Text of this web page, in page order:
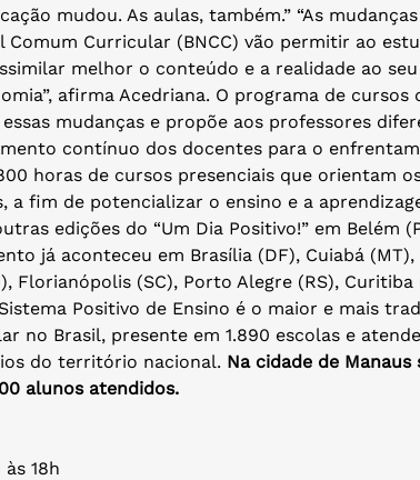
mudou. As aulas, também.” “As mudanças
Comum Curricular (BNCC) vão permitir ao
melhor o conteúdo e a realidade ao
afirma Acedriana. O programa de cursos
mudanças e propõe aos professores
contínuo dos docentes para o
horas de cursos presenciais que orientam
a fim de potencializar o ensino e a
edições do “Um Dia Positivo!” em Belém
já aconteceu em Brasília (DF), Cuiabá (MT),
Florianópolis (SC), Porto Alegre (RS), Curitiba
Positivo de Ensino é o maior e mais
no Brasil, presente em 1.890 escolas e
do território nacional. Na cidade de Manaus
alunos atendidos.
18h